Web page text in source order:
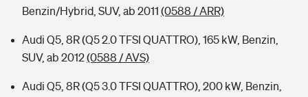
Benzin/Hybrid, SUV, ab 2011 (0588 / ARR)
Audi Q5, 8R (Q5 2.0 TFSI QUATTRO), 165 kW, Benzin,
SUV, ab 2012(0588 / AVS)
Audi Q5, 8R (Q5 3.0 TFSI QUATTRO), 200 kW, Benzin,